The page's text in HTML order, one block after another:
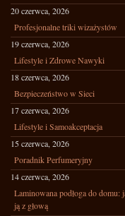
20 czerwca, 2026
Profesjonalne triki wizażystów
19 czerwca, 2026
Lifestyle i Zdrowe Nawyki
18 czerwca, 2026
Bezpieczeństwo w Sieci
17 czerwca, 2026
Lifestyle i Samoakceptacja
15 czerwca, 2026
Poradnik Perfumeryjny
14 czerwca, 2026
Laminowana podłoga do domu:
ją z głową